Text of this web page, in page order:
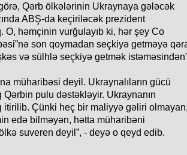
Qərb ölkələrinin Ukraynaya gələcək
ABŞ-da keçiriləcək prezident
O, həmçinin vurğulayıb ki, hər şey Co
son qoymadan seçkiyə getməyə
və sülhlə seçkiyə getmək
müharibəsi deyil. Ukraynalıların gücü
Qərbin pulu dəstəkləyir. Ukraynanın
Çünki heç bir maliyyə gəliri olmayan,
edə bilməyən, hətta müharibəni
suveren deyil”, - deyə o qeyd edib.